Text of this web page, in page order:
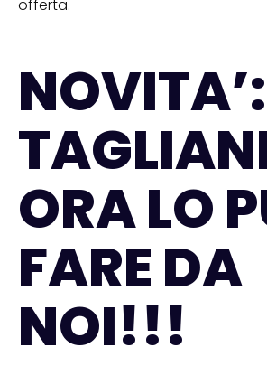
offerta.
ORA LO
FARE DA
NOI!!!